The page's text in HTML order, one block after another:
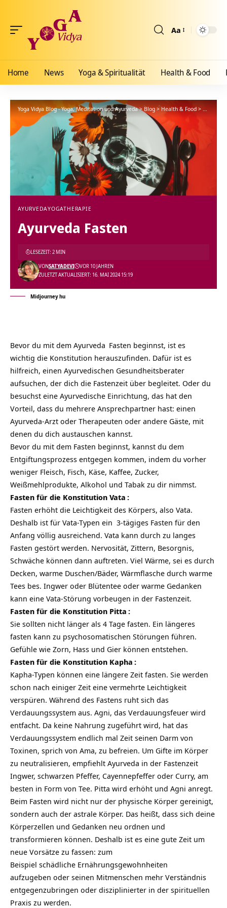
Aa
Home News Yoga & Spiritualität Health & Food
Yoga Vidya Blog - Yoga, Meditation und Ayurveda>Blog>Health & Food > Ayurveda
AYURVEDAYOGATHERAPIE
Ayurveda Fasten
ZULETZT AKTUALISIERT: 16. MAI 2024 15:19
VONSATYADEVI VOR 10 JAHREN
LESEZEIT: 2 MIN
Midjourney hu
Bevor du mit dem Ayurveda Fasten beginnst, ist es
wichtig die Konstitution herauszufinden. Dafür ist es
hilfreich, einen Ayurvedischen Gesundheitsberater
aufsuchen, der dich die Fastenzeit über begleitet. Oder du
besuchst eine Ayurvedische Einrichtung, das hat den
Vorteil, dass du mehrere Ansprechpartner hast: einen
Ayurveda-Arzt oder Therapeuten oder andere Gäste, mit
denen du dich austauschen kannst.
Bevor du mit dem Fasten beginnst, kannst du dem
Entgiftungsprozess entgegen kommen, indem du vorher
weniger Fleisch, Fisch, Käse, Kaffee, Zucker,
Weißmehlprodukte, Alkohol und Tabak zu dir nimmst.
Fasten für die Konstitution Vata :
Fasten erhöht die Leichtigkeit des Körpers, also Vata.
Deshalb ist für Vata-Typen ein 3-tägiges Fasten für den
Anfang völlig ausreichend. Vata kann durch zu langes
Fasten gestört werden. Nervosität, Zittern, Besorgnis,
Schwäche können dann auftreten. Viel Wärme, sei es durch
Decken, warme Duschen/Bäder, Wärmflasche durch warme
Tees bes. Ingwer oder Blütentee oder warme Gedanken
kann eine Vata-Störung vorbeugen in der Fastenzeit.
Fasten für die Konstitution Pitta :
Sie sollten nicht länger als 4 Tage fasten. Ein längeres
fasten kann zu psychosomatischen Störungen führen.
Gefühle wie Zorn, Hass und Gier können entstehen.
Fasten für die Konstitution Kapha :
Kapha-Typen können eine längere Zeit fasten. Sie werden
schon nach einiger Zeit eine vermehrte Leichtigkeit
verspüren. Während des Fastens ruht sich das
Verdauungssystem aus. Agni, das Verdauungsfeuer wird
entfacht. Da keine Nahrung zugeführt wird, hat das
Verdauungssystem endlich mal Zeit seinen Darm von
Toxinen, sprich von Ama, zu befreien. Um Gifte im Körper
zu neutralisieren, empfiehlt Ayurveda in der Fastenzeit
Ingwer, schwarzen Pfeffer, Cayennepfeffer oder Curry, am
besten in Form von Tee. Pitta wird erhöht und Agni anregt.
Beim Fasten wird nicht nur der physische Körper gereinigt,
sondern auch der astrale Körper. Das heißt, dass sich deine
Körperzellen und Gedanken neu ordnen und
transformieren können. Deshalb ist es eine gute Zeit um
neue Vorsätze zu fassen: zum
Beispiel schädliche Ernährungsgewohnheiten
aufzugeben oder seinen Mitmenschen mehr Verständnis
entgegenzubringen oder disziplinierter in der spirituellen
Praxis zu werden.